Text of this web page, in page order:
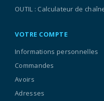
OUTIL : Calculateur de
VOTRE COMPTE
Informations personnelles
Commandes
Avoirs
Adresses